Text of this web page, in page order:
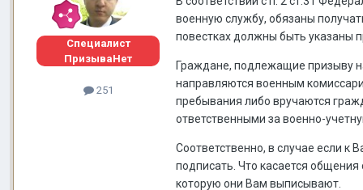
Специалист
ПризываНет
251
военную службу, обязаны
повестках должны быть указаны
Граждане, подлежащие призыву
направляются военным
пребывания либо вручаются
ответственными за военно-
Соответственно, в случае если к
подписать. Что касается
которую они Вам выписывают.